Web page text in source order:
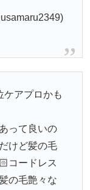
ケアプロかも
って良いの
けど髪の毛
コードレス
の毛艶々な